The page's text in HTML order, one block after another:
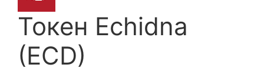
Токен Echidna
(ECD)